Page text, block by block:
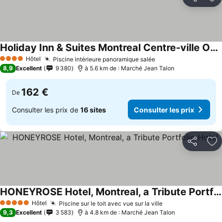
4 Étoiles Hôtel Piscine intérieure panoramique salée
Holiday Inn & Suites Montreal Centre-ville Ouest By Ihg
8,9 Excellent 9 380 à 5.6 km de : Marché Jean Talon
De 162 €
Consulter les prix de 16 sites Consulter les prix
Partager
5 Étoiles Hôtel Piscine sur le toit avec vue sur la ville
HONEYROSE Hotel, Montreal, a Tribute Portfolio Hotel
9,3 Excellent 3 583 à 4.8 km de : Marché Jean Talon